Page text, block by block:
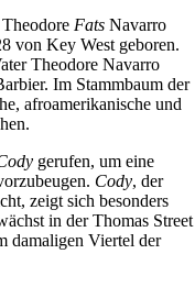
Fats Navarro
von Key West geboren.
Theodore Navarro
Im Stammbaum der
afroamerikanische und
gerufen, um eine
Cody, der
zeigt sich besonders
in der Thomas Street
damaligen Viertel der